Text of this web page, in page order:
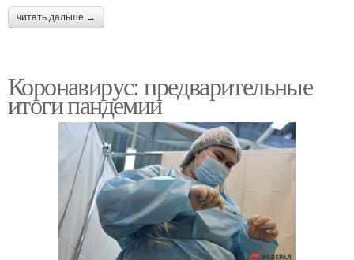
читать дальше →
Коронавирус: предварительные
итоги пандемии